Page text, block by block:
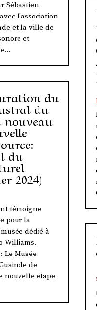
Sébastien
l'association
et la ville de
et
du
du
nouveau
du
2024)
témoigne
pour la
dédié à
Williams.
Le Musée
de
nouvelle étape